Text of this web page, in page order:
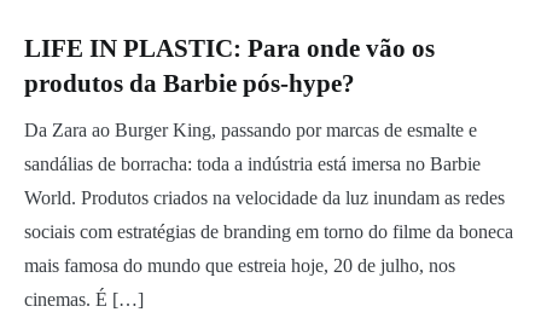
LIFE IN PLASTIC: Para onde vão os
produtos da Barbie pós-hype?
Da Zara ao Burger King, passando por marcas de esmalte e
sandálias de borracha: toda a indústria está imersa no Barbie
World. Produtos criados na velocidade da luz inundam as redes
sociais com estratégias de branding em torno do filme da boneca
mais famosa do mundo que estreia hoje, 20 de julho, nos
cinemas. É […]